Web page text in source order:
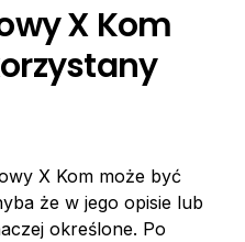
X Kom
X Kom może być
że w jego opisie lub
określone. Po